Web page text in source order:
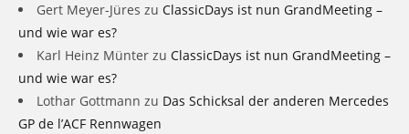
Gert Meyer-Jüres zu ClassicDays ist nun GrandMeeting –
und wie war es?
Karl Heinz Münter zu ClassicDays ist nun GrandMeeting –
und wie war es?
Lothar Gottmann zu Das Schicksal der anderen Mercedes
GP de l’ACF Rennwagen